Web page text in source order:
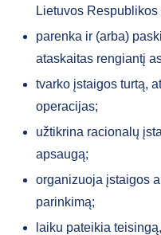
Lietuvos
parenka ir (arba)
ataskaitas rengiantį
tvarko įstaigos turtą,
operacijas;
užtikrina racionalų
apsaugą;
organizuoja įstaigos
parinkimą;
laiku pateikia